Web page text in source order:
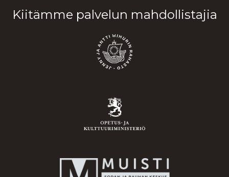
Kiitämme palvelun mahdollistajia